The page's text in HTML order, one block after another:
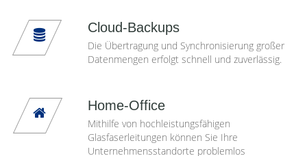
Cloud-Backups
Die Übertragung und Synchronisierung großer
Datenmengen erfolgt schnell und zuverlässig.
Home-Office
Mithilfe von hochleistungsfähigen
Glasfaserleitungen können Sie Ihre
Unternehmensstandorte problemlos